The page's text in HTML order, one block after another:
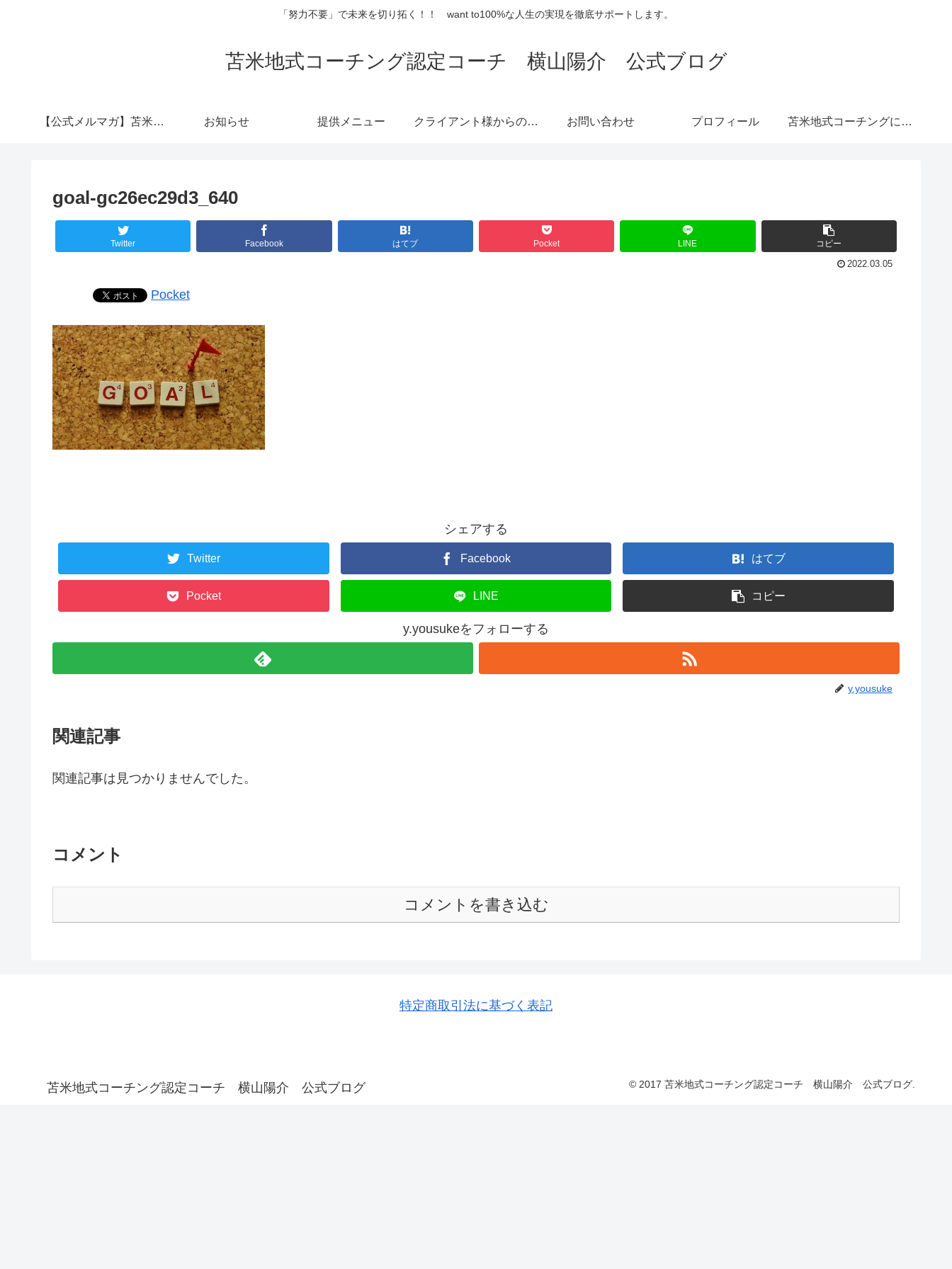
「努力不要」で未来を切り拓く！！ want to100%な人生の実現を徹底サポートします。
苫米地式コーチング認定コーチ 横山陽介 公式ブログ
【公式メルマガ】苫米地
チ 横山陽介
お知らせ 提供メニュー クライアント様からのご お問い合わせ プロフィール 苫米地式コーチングにつ
goal-gc26ec29d3_640
Twitter Facebook はてブ Pocket LINE コピー
2022.03.05
Pocket
シェアする
Twitter Facebook はてブ
Pocket LINE コピー
y.yousukeをフォローする
y.yousuke
関連記事
関連記事は見つかりませんでした。
コメント
コメントを書き込む
特定商取引法に基づく表記
苫米地式コーチング認定コーチ 横山陽介 公式ブログ © 2017 苫米地式コーチング認定コーチ 横山陽介 公式ブログ.